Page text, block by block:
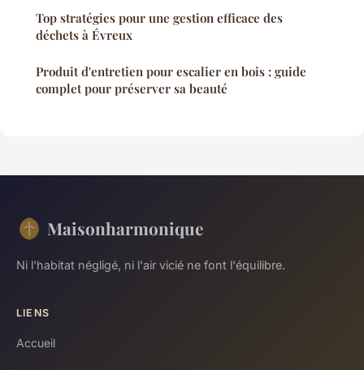
Top stratégies pour une gestion efficace des
déchets à Évreux
Produit d'entretien pour escalier en bois : guide
complet pour préserver sa beauté
Maisonharmonique
Ni l'habitat négligé, ni l'air vicié ne font l'équilibre.
LIENS
Accueil